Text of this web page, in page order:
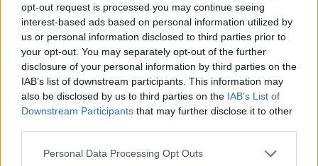
opt-out request is processed you may continue seeing
interest-based ads based on personal information utilized by
us or personal information disclosed to third parties prior to
your opt-out. You may separately opt-out of the further
disclosure of your personal information by third parties on the
IAB’s list of downstream participants. This information may
also be disclosed by us to third parties on the IAB’s List of
Downstream Participants that may further disclose it to other
Personal Data Processing Opt Outs
Classic Mantra
Riepilogo stagione
Titolare 25 - 65%
Entrato 9 - 23%
Squalificato 0 - 0